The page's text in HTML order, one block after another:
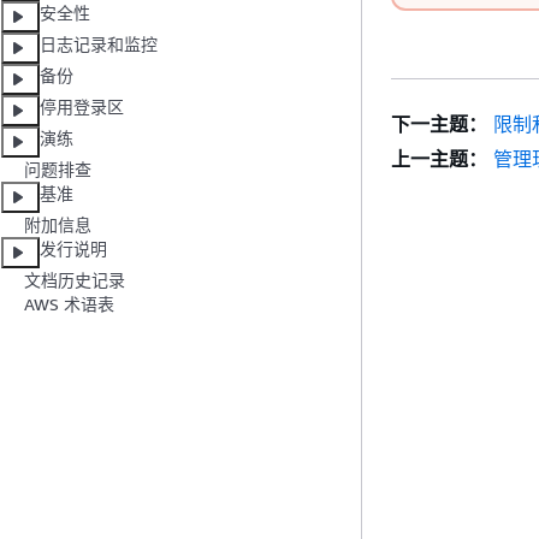
安全性
日志记录和监控
备份
停用登录区
演练
问题排查
基准
附加信息
发行说明
文档历史记录
AWS 术语表
下一主题：
限制
上一主题：
管理